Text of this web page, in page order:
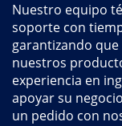
Nuestro equipo
soporte con
garantizando
nuestros
experiencia en
apoyar su
un pedido con